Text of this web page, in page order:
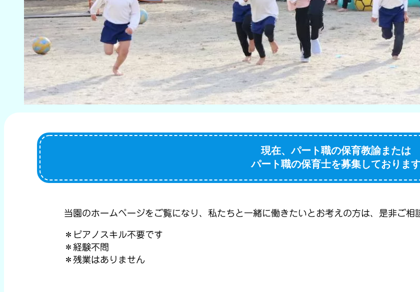
現在、パート職の保育教諭または
パート職の保育士を募集しておりま
当園のホームページをご覧になり、私たちと一緒に働きたいとお考えの方は、是非ご相
＊ピアノスキル不要です
＊経験不問
＊残業はありません